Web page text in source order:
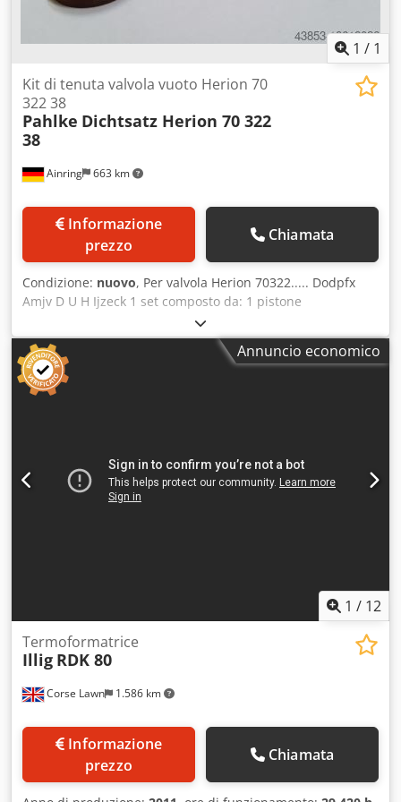
1 / 1
Ainring 663 km
Kit di tenuta valvola vuoto Herion 70
322 38
Pahlke Dichtsatz Herion 70 322
38
prezzo
Chiamata
Condizione: nuovo, Per valvola Herion 70322..... Dodpfx
Amjv D U H Ijzeck 1 set composto da: 1 pistone
34,9/16,5/0/37 POM 1 R15 20,5/32/4 FPM piatto 2 K1
35,2/25/6,5 FPM anello di tenuta a labbro 1 O-ring 67 x 3
mm
Annuncio economico
1 / 12
Corse Lawn 1.586 km
Termoformatrice
Illig RDK 80
prezzo
Chiamata